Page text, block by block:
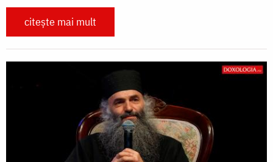
citește mai mult